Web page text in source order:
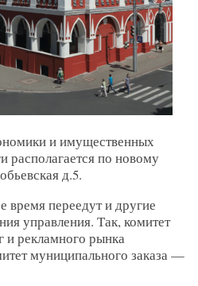
и имущественных
располагается по новому
д.5.
время переедут и другие
управления. Так, комитет
и рекламного рынка
муниципального заказа —